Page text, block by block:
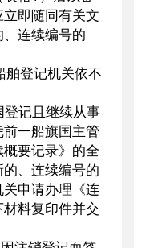
即随同有关文
连续编号的
舶登记机关依不
记且继续从事
一船旗国主管
要记录》的全
、连续编号的
关申请办理《连
料复印件并交